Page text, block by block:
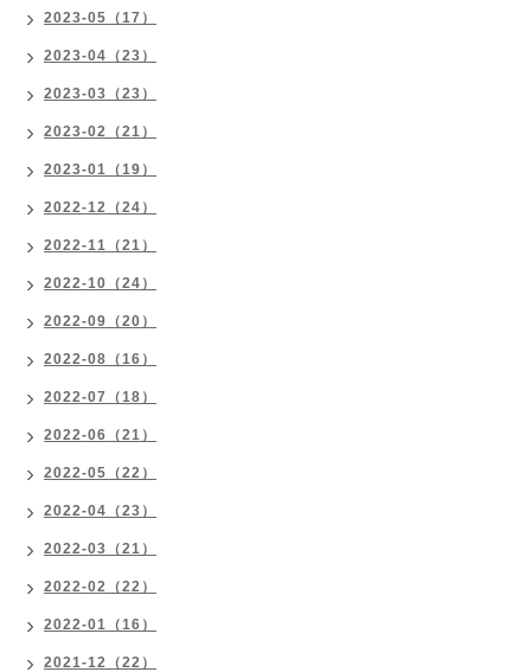
2023-05（17）
2023-04（23）
2023-03（23）
2023-02（21）
2023-01（19）
2022-12（24）
2022-11（21）
2022-10（24）
2022-09（20）
2022-08（16）
2022-07（18）
2022-06（21）
2022-05（22）
2022-04（23）
2022-03（21）
2022-02（22）
2022-01（16）
2021-12（22）